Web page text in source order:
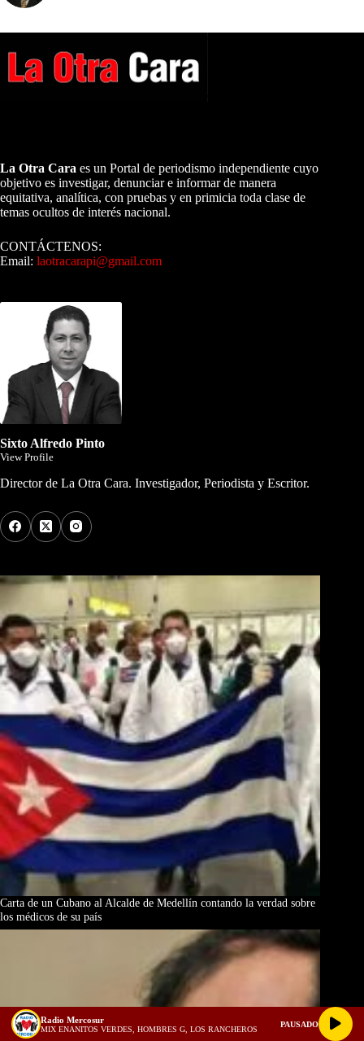
La Otra Cara es un Portal de periodismo independiente cuyo
objetivo es investigar, denunciar e informar de manera
equitativa, analítica, con pruebas y en primicia toda clase de
temas ocultos de interés nacional.
CONTÁCTENOS:
Email: laotracarapi@gmail.com
Sixto Alfredo Pinto
View Profile
Director de La Otra Cara. Investigador, Periodista y Escritor.
Carta de un Cubano al Alcalde de Medellín contando la verdad sobre
los médicos de su país
Radio Mercosur
MIX ENANITOS VERDES, HOMBRES G, LOS RANCHEROS
PAUSADO